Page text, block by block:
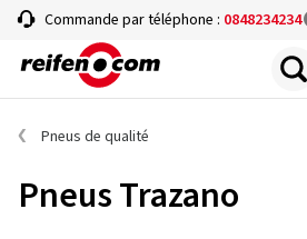
Commande par téléphone : 0848234234
Pneus de qualité
Pneus Trazano